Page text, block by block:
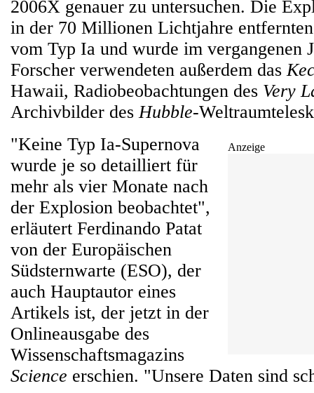
2006X genauer zu untersuchen. Die
in der 70 Millionen Lichtjahre
vom Typ Ia und wurde im vergangenen
Forscher verwendeten außerdem das
Hawaii, Radiobeobachtungen des Very
Archivbilder desHubble-
Anzeige
"Keine Typ Ia-Supernova
wurde je so detailliert für
mehr als vier Monate nach
der Explosion beobachtet",
erläutert Ferdinando Patat
von der Europäischen
Südsternwarte (ESO), der
auch Hauptautor eines
Artikels ist, der jetzt in der
Onlineausgabe des
Wissenschaftsmagazins
Science erschien. "Unsere Daten sind